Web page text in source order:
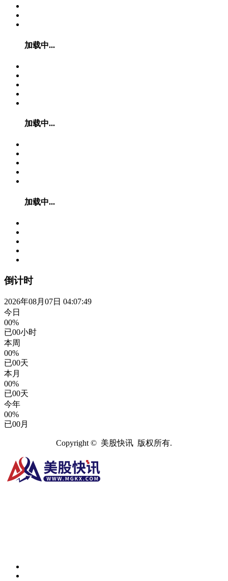
加载中...
加载中...
加载中...
倒计时
2026年08月07日 04:07:50
今日
00%
已00小时
本周
00%
已00天
本月
00%
已00天
今年
00%
已00月
Copyright © 美股快讯 版权所有.